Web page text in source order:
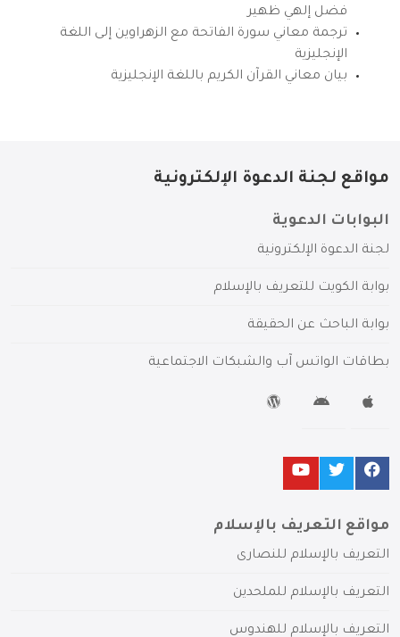
فضل إلهي ظهير
ترجمة معاني سورة الفاتحة مع الزهراوين إلى اللغة
الإنجليزية
بيان معاني القرآن الكريم باللغة الإنجليزية
مواقع لجنة الدعوة الإلكترونية
البوابات الدعوية
لجنة الدعوة الإلكترونية
بوابة الكويت للتعريف بالإسلام
بوابة الباحث عن الحقيقة
بطاقات الواتس آب والشبكات الاجتماعية
مواقع التعريف بالإسلام
التعريف بالإسلام للنصارى
التعريف بالإسلام للملحدين
التعريف بالإسلام للهندوس